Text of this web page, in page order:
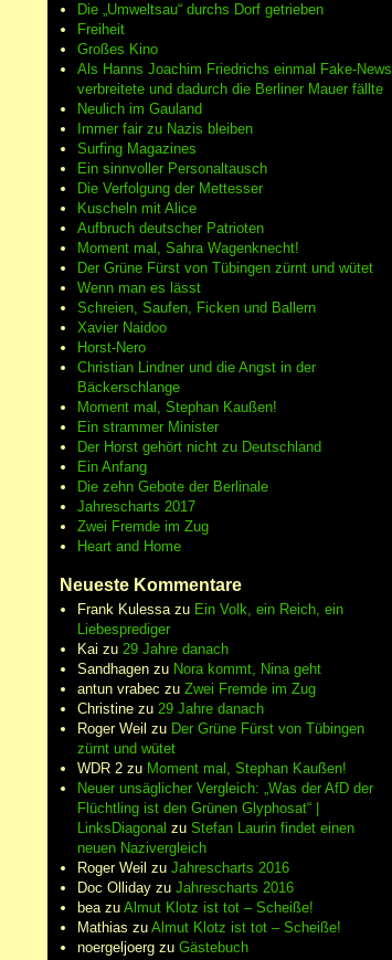
Die „Umweltsau“ durchs Dorf getrieben
Freiheit
Großes Kino
Als Hanns Joachim Friedrichs einmal Fake-News
verbreitete und dadurch die Berliner Mauer fällte
Neulich im Gauland
Immer fair zu Nazis bleiben
Surfing Magazines
Ein sinnvoller Personaltausch
Die Verfolgung der Mettesser
Kuscheln mit Alice
Aufbruch deutscher Patrioten
Moment mal, Sahra Wagenknecht!
Der Grüne Fürst von Tübingen zürnt und wütet
Wenn man es lässt
Schreien, Saufen, Ficken und Ballern
Xavier Naidoo
Horst-Nero
Christian Lindner und die Angst in der
Bäckerschlange
Moment mal, Stephan Kaußen!
Ein strammer Minister
Der Horst gehört nicht zu Deutschland
Ein Anfang
Die zehn Gebote der Berlinale
Jahrescharts 2017
Zwei Fremde im Zug
Heart and Home
Neueste Kommentare
Frank Kulessazu Ein Volk, ein Reich, ein
Liebesprediger
Kai zu 29 Jahre danach
Sandhagenzu Nora kommt, Nina geht
antun vrabec zu Zwei Fremde im Zug
Christinezu 29 Jahre danach
Roger Weil zu Der Grüne Fürst von Tübingen
zürnt und wütet
WDR 2zu Moment mal, Stephan Kaußen!
Neuer unsäglicher Vergleich: „Was der AfD der
Flüchtling ist den Grünen Glyphosat“ |
LinksDiagonal zu Stefan Laurin findet einen
neuen Nazivergleich
Roger Weil zu Jahrescharts 2016
Doc Ollidayzu Jahrescharts 2016
beazu Almut Klotz ist tot – Scheiße!
Mathias zu Almut Klotz ist tot – Scheiße!
noergeljoergzu Gästebuch